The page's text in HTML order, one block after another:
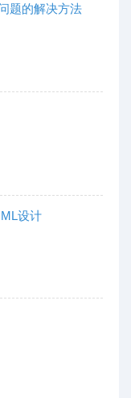
题的解决方法
设计